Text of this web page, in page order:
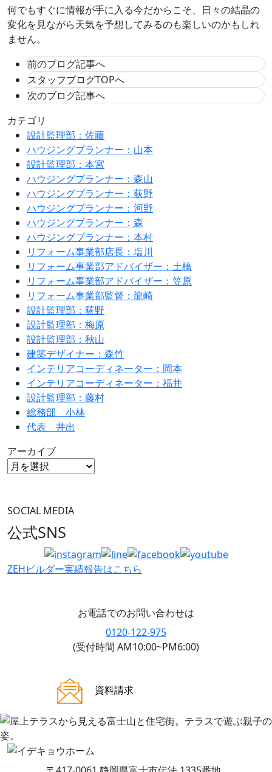
何でもすぐに情報が手に入る今だからこそ、日々の結晶の
変化を見ながら天気を予想してみるのも楽しいのかもしれ
ません。
前のブログ記事へ
スタッフブログTOPへ
次のブログ記事へ
カテゴリ
設計監理部：佐藤
ハウジングプランナー：山本
設計監理部：本宮
ハウジングプランナー：森山
ハウジングプランナー：荻野
ハウジングプランナー：河野
ハウジングプランナー：森
ハウジングプランナー：本村
リフォーム事業部店長：塩川
リフォーム事業部アドバイザー：土橋
リフォーム事業部アドバイザー：笠原
リフォーム事業部監督：龍崎
設計監理部：荻野
設計監理部：梅原
設計監理部：秋山
建築デザイナー：森竹
インテリアコーディネーター：岡本
インテリアコーディネーター：福井
設計監理部：藤村
総務部 小林
代表 井出
アーカイブ
SOCIAL MEDIA
公式SNS
ZEHビルダー実績報告はこちら
お電話でのお問い合わせは
0120-122-975
(受付時間 AM10:00~PM6:00)
資料請求